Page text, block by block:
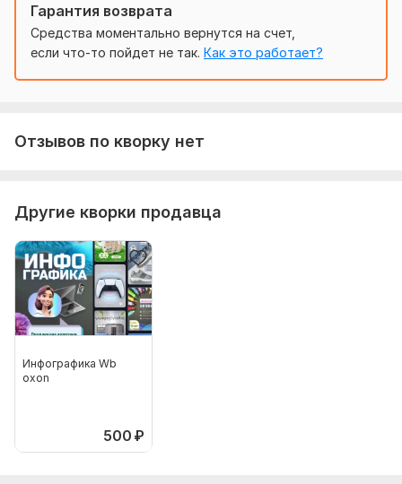
Гарантия возврата
Средства моментально вернутся на счет,
если что-то пойдет не так. Как это работает?
Отзывов по кворку нет
Другие кворки продавца
Инфографика Wb
oxon
500 ₽